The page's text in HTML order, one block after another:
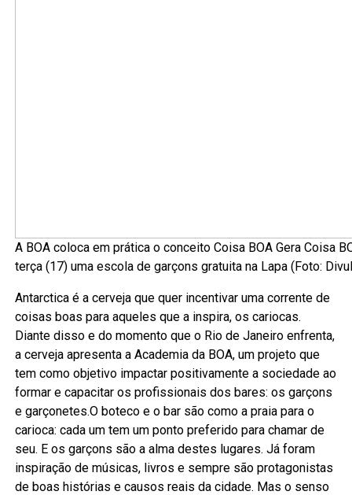
A BOA coloca em prática o conceito Coisa BOA Gera Coisa
terça (17) uma escola de garçons gratuita na Lapa (Foto:
Antarctica é a cerveja que quer incentivar uma corrente de
coisas boas para aqueles que a inspira, os cariocas.
Diante disso e do momento que o Rio de Janeiro enfrenta,
a cerveja apresenta a Academia da BOA, um projeto que
tem como objetivo impactar positivamente a sociedade ao
formar e capacitar os profissionais dos bares: os garçons
e garçonetes.O boteco e o bar são como a praia para o
carioca: cada um tem um ponto preferido para chamar de
seu. E os garçons são a alma destes lugares. Já foram
inspiração de músicas, livros e sempre são protagonistas
de boas histórias e causos reais da cidade. Mas o senso